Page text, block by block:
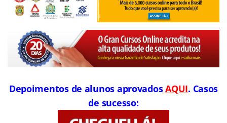
Depoimentos de alunos aprovadosAQUI. Casos
de sucesso: